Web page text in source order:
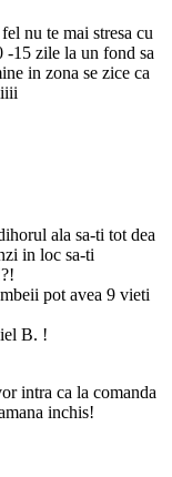
nu te mai stresa cu
-15 zile la un fond sa
in zona se zice ca
ala sa-ti tot dea
in loc sa-ti
pot avea 9 vieti
B. !
intra ca la comanda
inchis!